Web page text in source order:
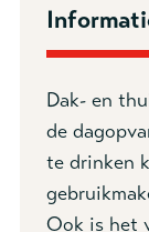
Dak- en
de
te drinken
Ook is het